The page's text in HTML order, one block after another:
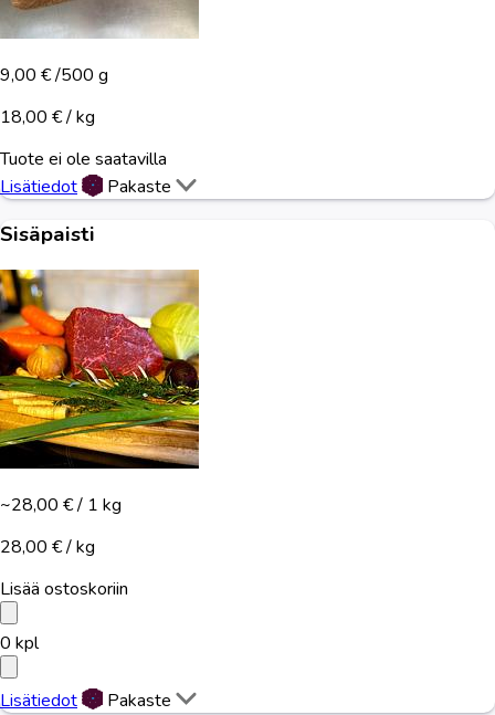
9,00 €/500 g
18,00 € / kg
Tuote ei ole saatavilla
Lisätiedot
Pakaste
Sisäpaisti
~28,00 €/ 1 kg
28,00 € / kg
Lisää ostoskoriin
0 kpl
Lisätiedot Pakaste